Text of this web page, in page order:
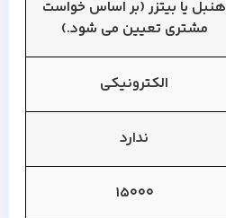
هنبل یا بیتزر (بر اساس خواست
مشتری تعیین می شود.)
الکترونیکی
ندارد
15000